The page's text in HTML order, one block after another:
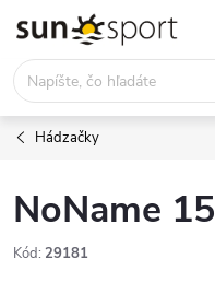
obsah
Hádzačky
NoName 15
Kód: 29181